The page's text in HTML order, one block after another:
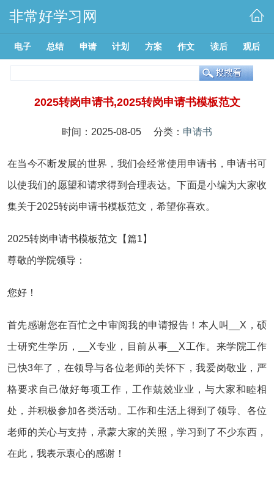
非常好学习网
电子 总结 申请 计划 方案 作文 读后 观后
2025转岗申请书,2025转岗申请书模板范文
时间：2025-08-05 分类： 申请书
在当今不断发展的世界，我们会经常使用申请书，申请书可
以使我们的愿望和请求得到合理表达。下面是小编为大家收
集关于2025转岗申请书模板范文，希望你喜欢。
2025转岗申请书模板范文【篇1】
尊敬的学院领导：
您好！
首先感谢您在百忙之中审阅我的申请报告！本人叫__X，硕
士研究生学历，__X专业，目前从事__X工作。来学院工作
已快3年了，在领导与各位老师的关怀下，我爱岗敬业，严
格要求自己做好每项工作，工作兢兢业业，与大家和睦相
处，并积极参加各类活动。工作和生活上得到了领导、各位
老师的关心与支持，承蒙大家的关照，学习到了不少东西，
在此，我表示衷心的感谢！